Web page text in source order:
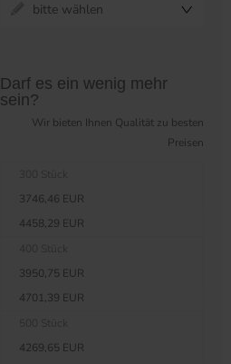
bitte wählen
Darf es ein wenig mehr
sein?
Wir bieten Ihnen Qualität zu besten
Preisen
3746,46 EUR
4458,29 EUR
3950,75 EUR
4701,39 EUR
4269,65 EUR